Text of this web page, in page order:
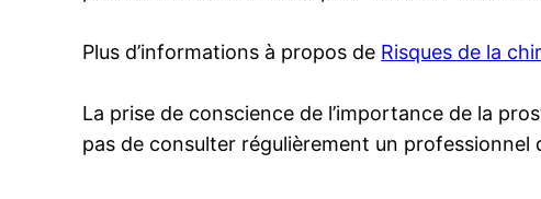
Plus d’informations à propos de Risques de la
La prise de conscience de l’importance de la
pas de consulter régulièrement un